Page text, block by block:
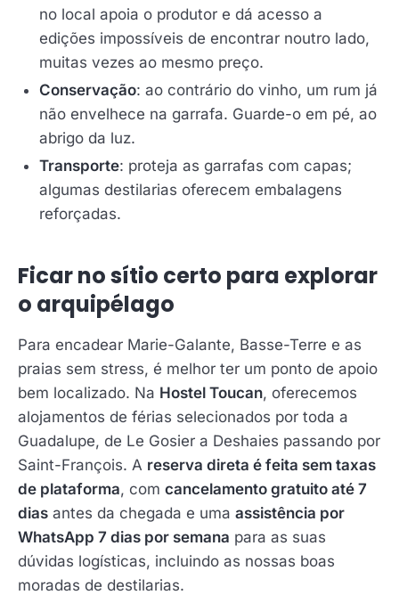
no local apoia o produtor e dá acesso a
edições impossíveis de encontrar noutro lado,
muitas vezes ao mesmo preço.
Conservação: ao contrário do vinho, um rum já
não envelhece na garrafa. Guarde-o em pé, ao
abrigo da luz.
Transporte: proteja as garrafas com capas;
algumas destilarias oferecem embalagens
reforçadas.
Ficar no sítio certo para explorar
o arquipélago
Para encadear Marie-Galante, Basse-Terre e as
praias sem stress, é melhor ter um ponto de apoio
bem localizado. Na Hostel Toucan, oferecemos
alojamentos de férias selecionados por toda a
Guadalupe, de Le Gosier a Deshaies passando por
Saint-François. A reserva direta é feita sem taxas
de plataforma, com cancelamento gratuito até 7
dias antes da chegada e uma assistência por
WhatsApp 7 dias por semana para as suas
dúvidas logísticas, incluindo as nossas boas
moradas de destilarias.